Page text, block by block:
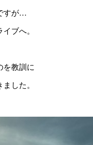
すが…
ブへ。
を教訓に
した。